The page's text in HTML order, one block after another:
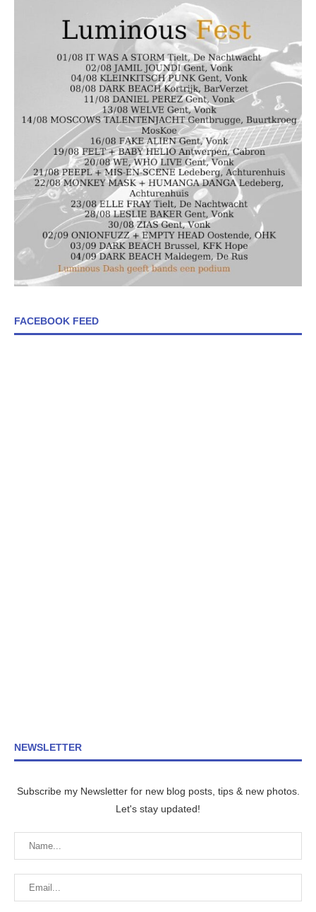
FACEBOOK FEED
NEWSLETTER
Subscribe my Newsletter for new blog posts, tips & new photos.
Let's stay updated!